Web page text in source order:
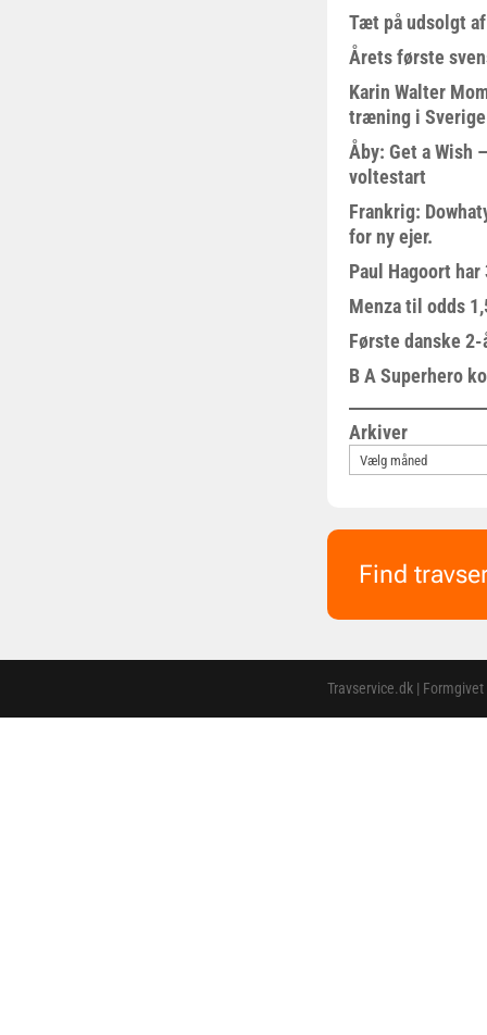
Tæt på udsolgt
Årets første
Karin Walter
træning i Sverige
Åby: Get a Wish
voltestart
Frankrig:
for ny ejer.
Paul Hagoort
Menza til odds
Første danske
B A Superhero
Arkiver
Find
Travservice.dk |